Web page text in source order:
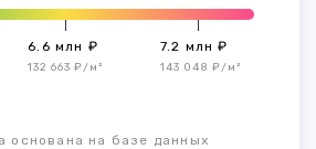
6.6 млн ₽
132 663 ₽/м²
7.2 млн ₽
143 048 ₽/м²
основана на базе данных